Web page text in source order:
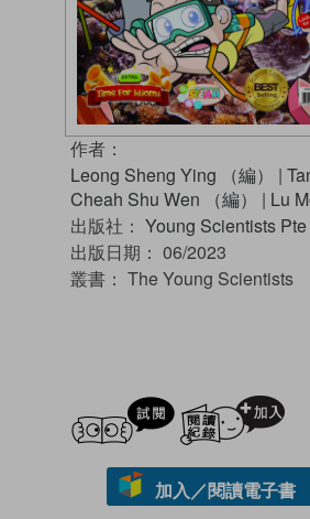
作者：
Leong Sheng Ying （編）
|
Cheah Shu Wen （編）
| Lu
出版社： Young Scientists Pte
出版日期： 06/2023
叢書： The Young Scientists
試閲
加入／閱讀電子書